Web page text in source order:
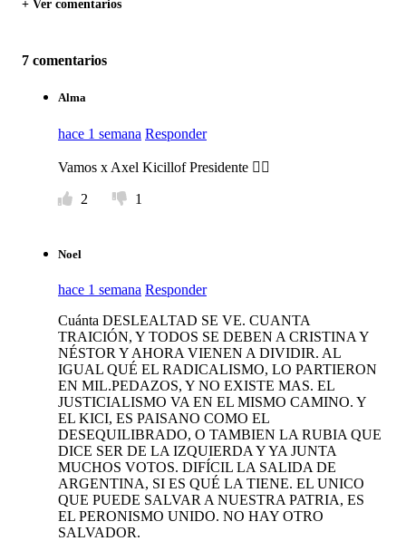
+ Ver comentarios
7 comentarios
Alma
hace 1 semana Responder
Vamos x Axel Kicillof Presidente ✌🏻
2 1
Noel
hace 1 semana Responder
Cuánta DESLEALTAD SE VE. CUANTA
TRAICIÓN, Y TODOS SE DEBEN A CRISTINA Y
NÉSTOR Y AHORA VIENEN A DIVIDIR. AL
IGUAL QUÉ EL RADICALISMO, LO PARTIERON
EN MIL.PEDAZOS, Y NO EXISTE MAS. EL
JUSTICIALISMO VA EN EL MISMO CAMINO. Y
EL KICI, ES PAISANO COMO EL
DESEQUILIBRADO, O TAMBIEN LA RUBIA QUE
DICE SER DE LA IZQUIERDA Y YA JUNTA
MUCHOS VOTOS. DIFÍCIL LA SALIDA DE
ARGENTINA, SI ES QUÉ LA TIENE. EL UNICO
QUE PUEDE SALVAR A NUESTRA PATRIA, ES
EL PERONISMO UNIDO. NO HAY OTRO
SALVADOR.